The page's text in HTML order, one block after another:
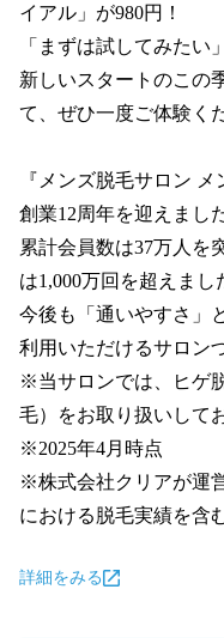
イアル」が980円！
「まずは試してみたい
新しいスタートのこの
て、ぜひ一度ご体験く
『メンズ脱毛サロン
創業12周年を迎えまし
累計会員数は37万人を
は1,000万回を超えまし
今後も「通いやすさ」
利用いただけるサロン
※当サロンでは、ヒゲ
毛）をお取り扱いして
※2025年4月時点
※株式会社クリアが運
における脱毛実績を含
詳細をみる